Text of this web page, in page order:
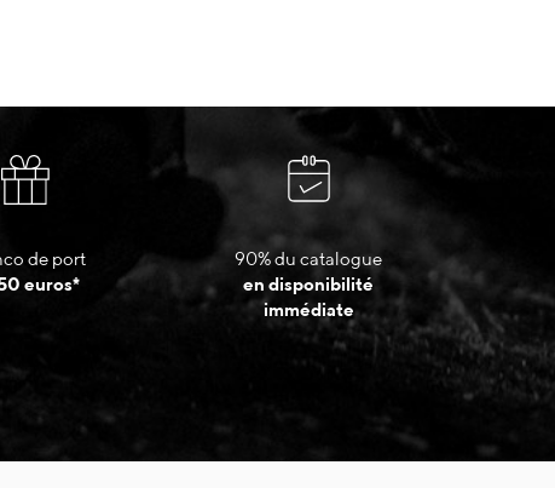
de port
euros*
90% du catalogue
en disponibilité
immédiate